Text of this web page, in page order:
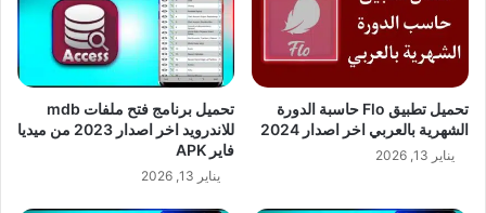
تحميل تطبيق Flo حاسبة الدورة
الشهرية بالعربي اخر اصدار 2024
يناير 13, 2026
تحميل برنامج فتح ملفات mdb
للاندرويد اخر اصدار 2023 من ميديا
فاير APK
يناير 13, 2026